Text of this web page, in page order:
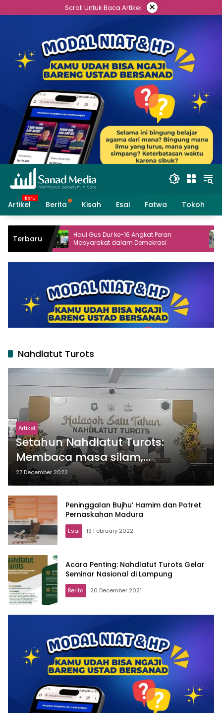
to
Scroll Untuk Baca Artikel ×
Artikel Berita Kisah Esai Fatwa Tokoh
Terbaru
Haul Gus Dur ke-16 Angkat Peran
Masyarakat dalam Demokrasi
Live Report:
Kubro di Lirboyo
Nahdlatut Turots
Artikel
Setahun Nahdlatut Turots:
Membaca masa silam,
memetakan masa depan
27 December 2022
Peninggalan Bujhu’ Hamim dan Potret
Pernaskahan Madura
Esai 19 February 2022
Acara Penting: Nahdlatut Turots Gelar
Seminar Nasional di Lampung
Berita 20 December 2021